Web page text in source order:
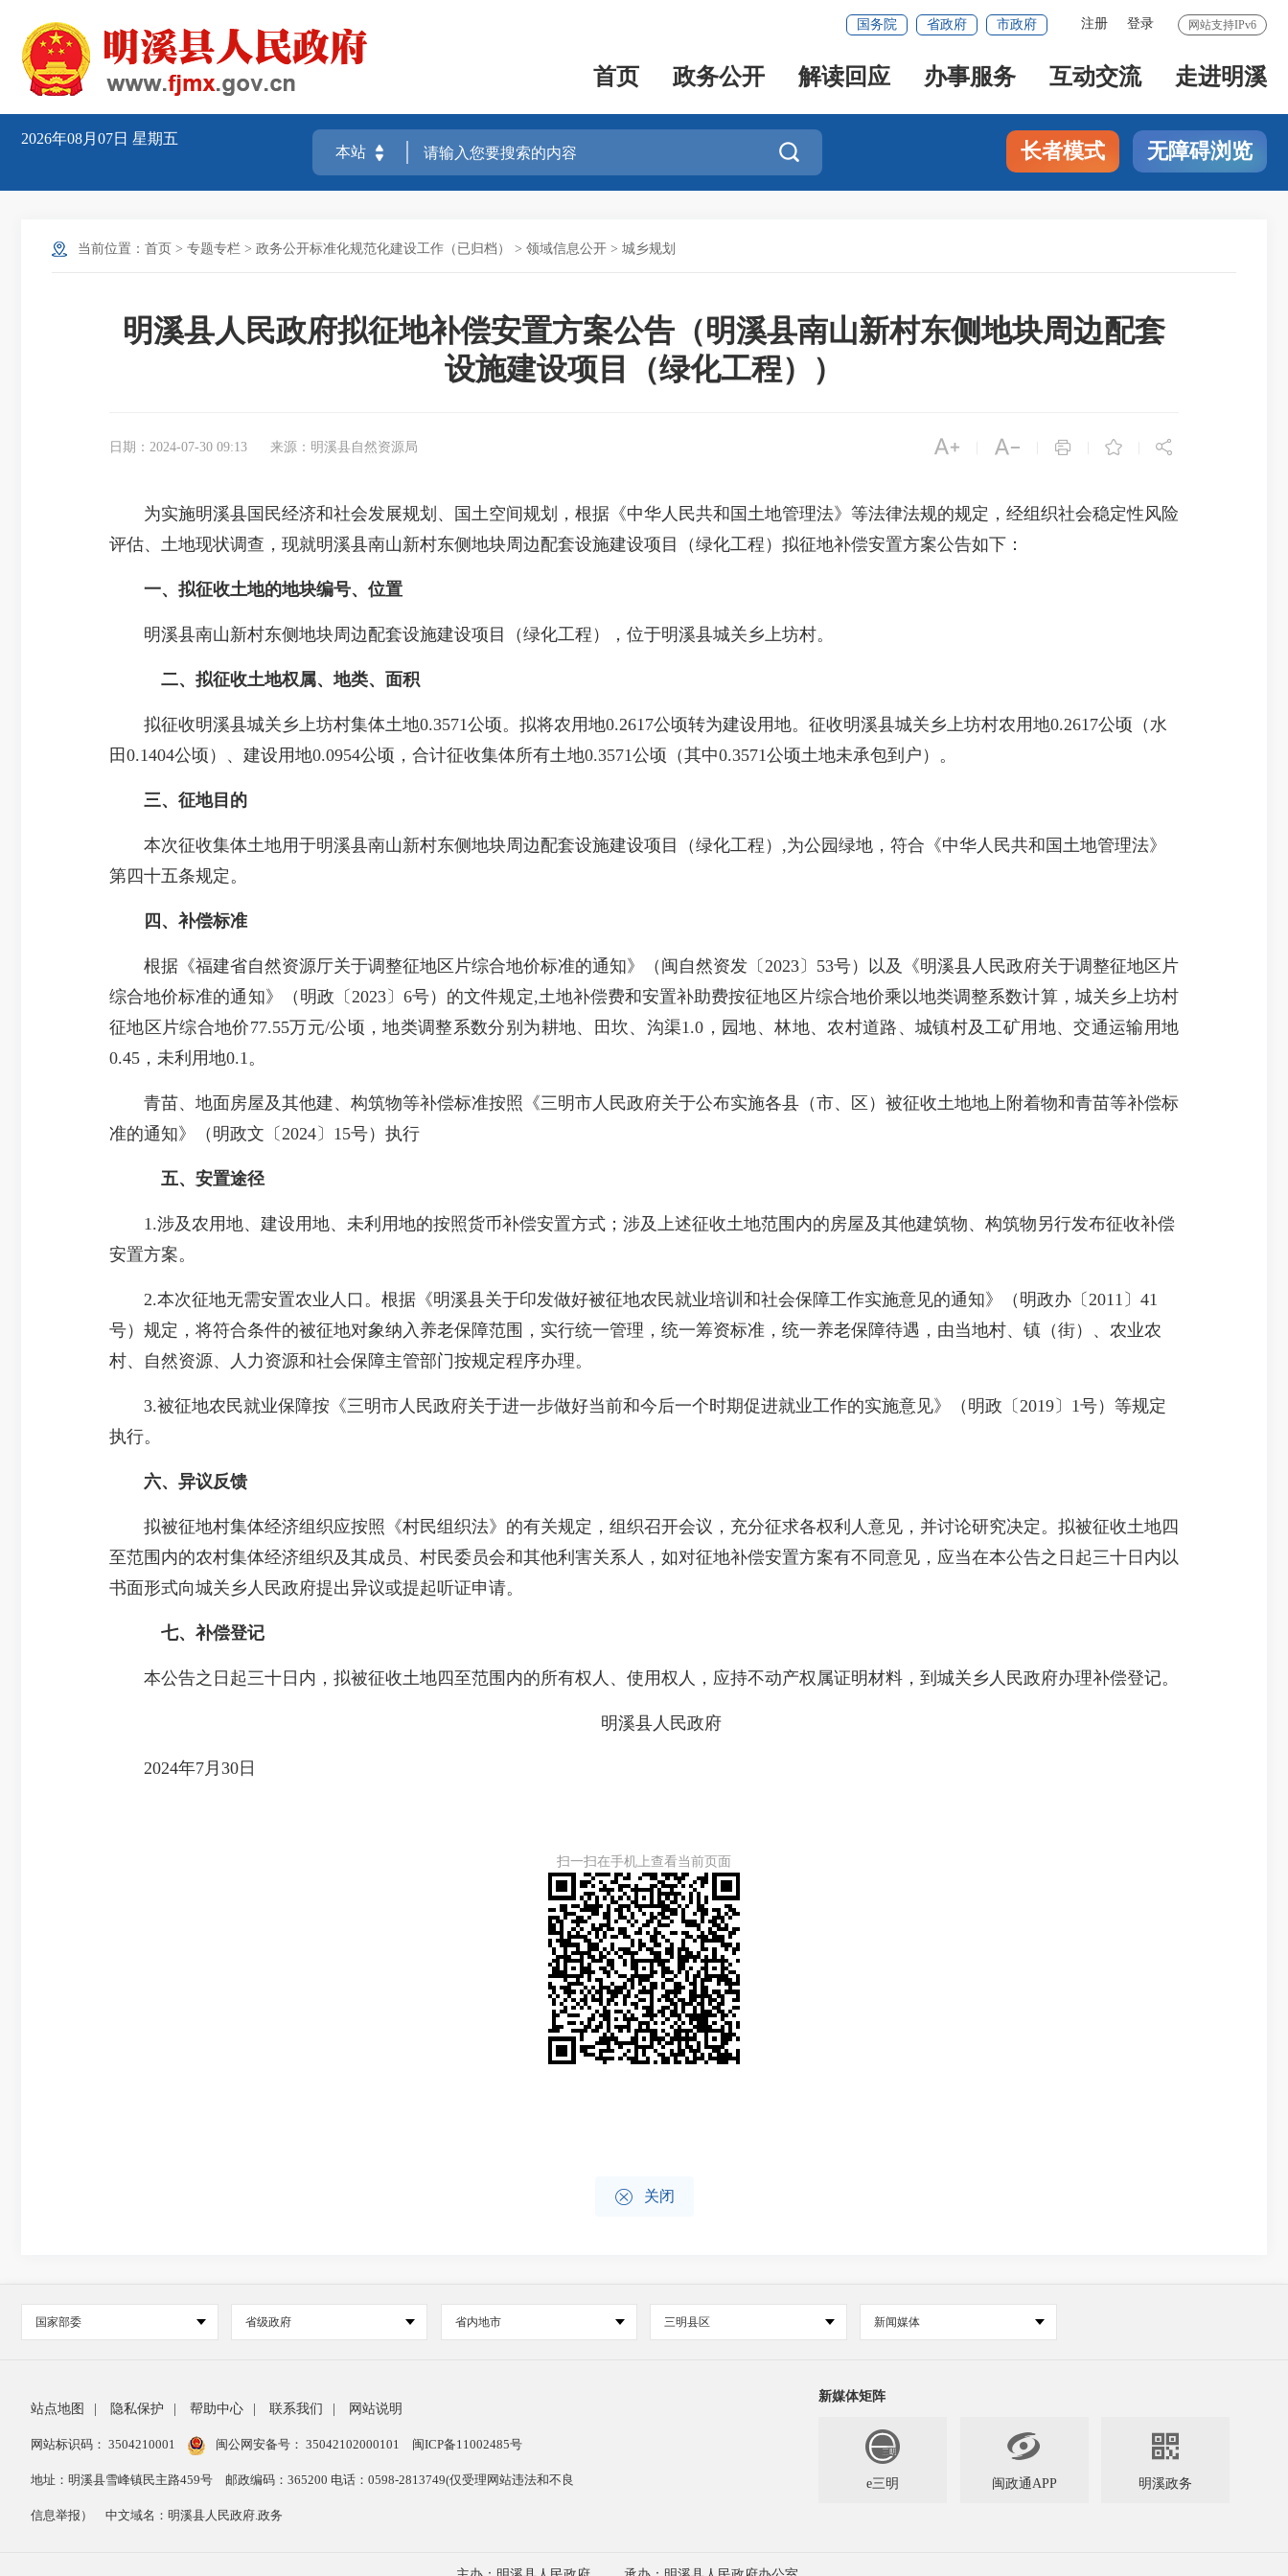
网站支持IPv6
注册 登录
国务院 省政府 市政府
首页 政务公开 解读回应 办事服务 互动交流 走进明溪
2026年08月07日 星期五
 长者模式 无障碍浏览
当前位置： 首页 > 专题专栏 > 政务公开标准化规范化建设工作（已归档） > 领域信息公开 > 城乡规划
明溪县人民政府拟征地补偿安置方案公告（明溪县南山新村东侧地块周边配套
设施建设项目（绿化工程））
日期：2024-07-30 09:13 来源：明溪县自然资源局     
为实施明溪县国民经济和社会发展规划、国土空间规划，根据《中华人民共和国土地管理法》等法律法规的规定，经组织社会稳定性风险
评估、土地现状调查，现就明溪县南山新村东侧地块周边配套设施建设项目（绿化工程）拟征地补偿安置方案公告如下：
一、拟征收土地的地块编号、位置
明溪县南山新村东侧地块周边配套设施建设项目（绿化工程），位于明溪县城关乡上坊村。
二、拟征收土地权属、地类、面积
拟征收明溪县城关乡上坊村集体土地0.3571公顷。拟将农用地0.2617公顷转为建设用地。征收明溪县城关乡上坊村农用地0.2617公顷（水
田0.1404公顷）、建设用地0.0954公顷，合计征收集体所有土地0.3571公顷（其中0.3571公顷土地未承包到户）。
三、征地目的
本次征收集体土地用于明溪县南山新村东侧地块周边配套设施建设项目（绿化工程）,为公园绿地，符合《中华人民共和国土地管理法》
第四十五条规定。
四、补偿标准
根据《福建省自然资源厅关于调整征地区片综合地价标准的通知》（闽自然资发〔2023〕53号）以及《明溪县人民政府关于调整征地区片
综合地价标准的通知》（明政〔2023〕6号）的文件规定,土地补偿费和安置补助费按征地区片综合地价乘以地类调整系数计算，城关乡上坊村
征地区片综合地价77.55万元/公顷，地类调整系数分别为耕地、田坎、沟渠1.0，园地、林地、农村道路、城镇村及工矿用地、交通运输用地
0.45，未利用地0.1。
青苗、地面房屋及其他建、构筑物等补偿标准按照《三明市人民政府关于公布实施各县（市、区）被征收土地地上附着物和青苗等补偿标
准的通知》（明政文〔2024〕15号）执行
五、安置途径
1.涉及农用地、建设用地、未利用地的按照货币补偿安置方式；涉及上述征收土地范围内的房屋及其他建筑物、构筑物另行发布征收补偿
安置方案。
2.本次征地无需安置农业人口。根据《明溪县关于印发做好被征地农民就业培训和社会保障工作实施意见的通知》（明政办〔2011〕41
号）规定，将符合条件的被征地对象纳入养老保障范围，实行统一管理，统一筹资标准，统一养老保障待遇，由当地村、镇（街）、农业农
村、自然资源、人力资源和社会保障主管部门按规定程序办理。
3.被征地农民就业保障按《三明市人民政府关于进一步做好当前和今后一个时期促进就业工作的实施意见》（明政〔2019〕1号）等规定
执行。
六、异议反馈
拟被征地村集体经济组织应按照《村民组织法》的有关规定，组织召开会议，充分征求各权利人意见，并讨论研究决定。拟被征收土地四
至范围内的农村集体经济组织及其成员、村民委员会和其他利害关系人，如对征地补偿安置方案有不同意见，应当在本公告之日起三十日内以
书面形式向城关乡人民政府提出异议或提起听证申请。
七、补偿登记
本公告之日起三十日内，拟被征收土地四至范围内的所有权人、使用权人，应持不动产权属证明材料，到城关乡人民政府办理补偿登记。
明溪县人民政府
2024年7月30日
扫一扫在手机上查看当前页面
 关闭
国家部委 省级政府 省内地市 三明县区 新闻媒体
站点地图 隐私保护 帮助中心 联系我们 网站说明
网站标识码： 3504210001 闽公网安备号： 35042102000101 闽ICP备11002485号
地址：明溪县雪峰镇民主路459号 邮政编码：365200 电话：0598-2813749(仅受理网站违法和不良
信息举报） 中文域名：明溪县人民政府.政务
新媒体矩阵
e三明

闽政通APP

明溪政务